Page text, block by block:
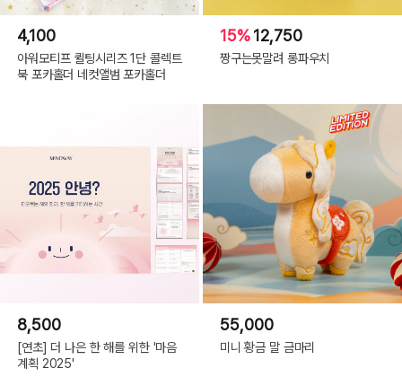
4,100
아워모티프 퀼팅시리즈 1단 콜렉트
북 포카홀더 네컷앨범 포카홀더
15%12,750
짱구는못말려 롱파우치
8,500
[연초] 더 나은 한 해를 위한 '마음
계획 2025'
55,000
미니 황금 말 금마리